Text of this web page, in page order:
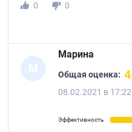
0
0
М
Марина
Общая оценка: 4
08.02.2021 в 17:22
Эффективность